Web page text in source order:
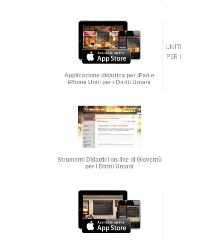
Applicazione didattica per iPad e
iPhone Uniti per i Diritti Umani
Strumenti Didattici on-line di Gioventù
per i Diritti Umani
UNITI
PER I